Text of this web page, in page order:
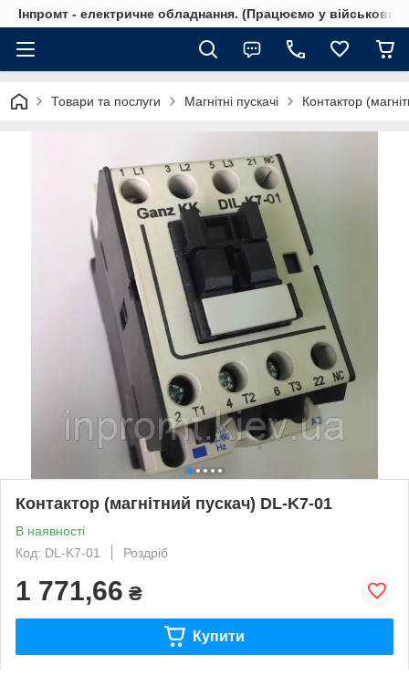
Інпромт - електричне обладнання. (Працюємо у військовий
Товари та послуги Магнітні пускачі Контактор
Контактор (магнітний пускач) DL-K7-01
В наявності
Код: DL-K7-01
Роздріб
1 771,66 ₴
Купити